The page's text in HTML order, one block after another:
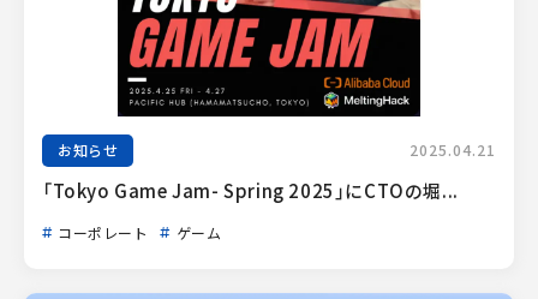
お知らせ 2025.04.21
「Tokyo Game Jam- Spring 2025」にCTOの堀...
コーポレート ゲーム